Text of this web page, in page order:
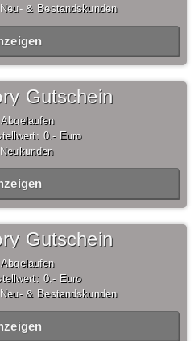
& Bestandskunden
Gutschein
0,- Euro
Gutschein
0,- Euro
& Bestandskunden